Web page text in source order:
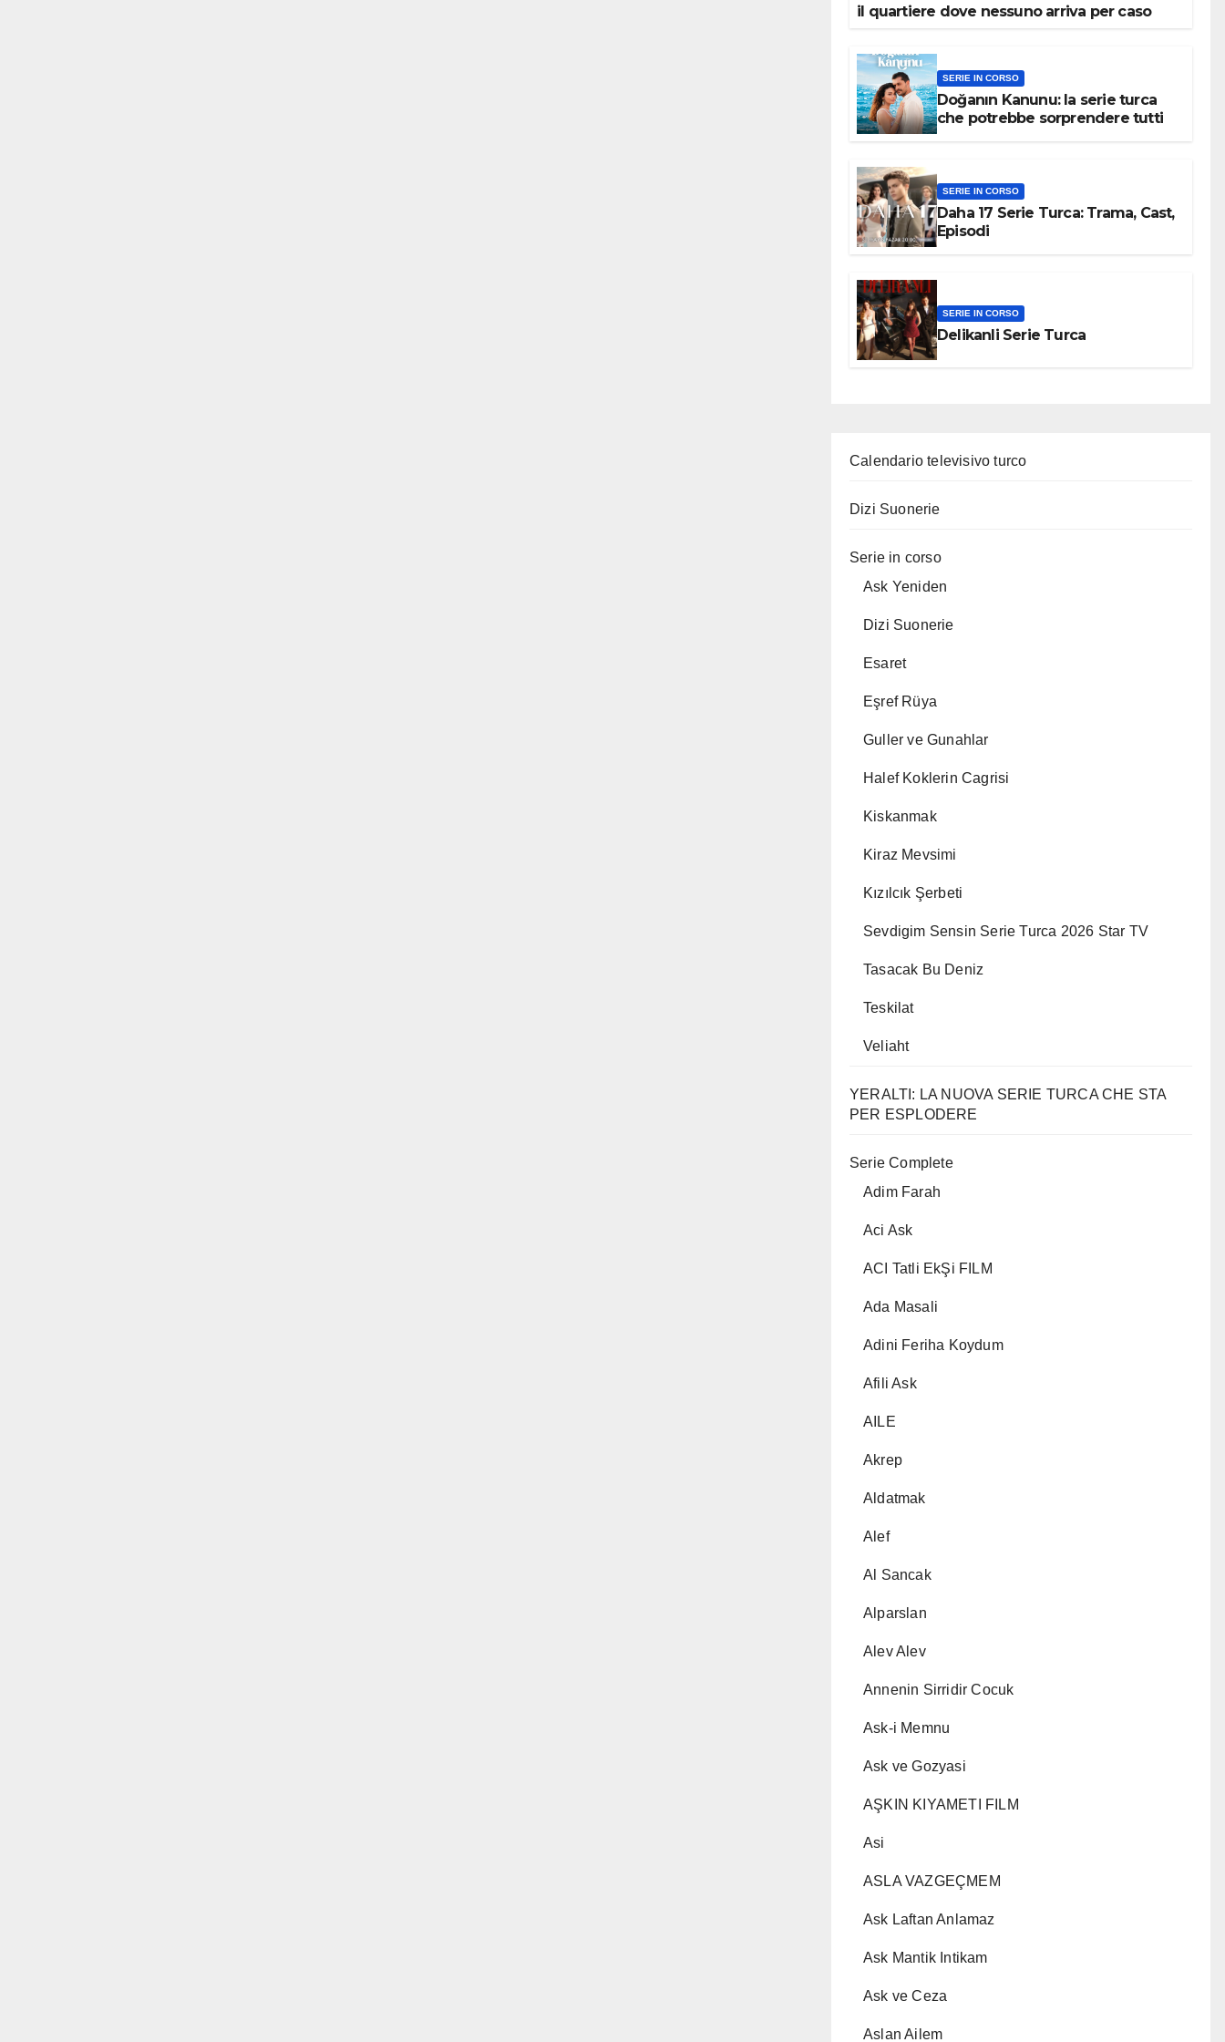
il quartiere dove nessuno arriva per caso
SERIE IN CORSO
Doğanın Kanunu: la serie turca
che potrebbe sorprendere tutti
SERIE IN CORSO
Daha 17 Serie Turca: Trama, Cast,
Episodi
SERIE IN CORSO
Delikanli Serie Turca
Calendario televisivo turco
Dizi Suonerie
Serie in corso
Ask Yeniden
Dizi Suonerie
Esaret
Eşref Rüya
Guller ve Gunahlar
Halef Koklerin Cagrisi
Kiskanmak
Kiraz Mevsimi
Kızılcık Şerbeti
Sevdigim Sensin Serie Turca 2026 Star TV
Tasacak Bu Deniz
Teskilat
Veliaht
YERALTI: LA NUOVA SERIE TURCA CHE STA
PER ESPLODERE
Serie Complete
Adim Farah
Aci Ask
ACI Tatli EkŞi FILM
Ada Masali
Adini Feriha Koydum
Afili Ask
AILE
Akrep
Aldatmak
Alef
Al Sancak
Alparslan
Alev Alev
Annenin Sirridir Cocuk
Ask-i Memnu
Ask ve Gozyasi
AŞKIN KIYAMETI FILM
Asi
ASLA VAZGEÇMEM
Ask Laftan Anlamaz
Ask Mantik Intikam
Ask ve Ceza
Aslan Ailem